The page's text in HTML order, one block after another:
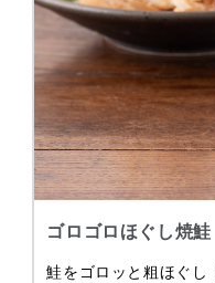
ゴロゴロほぐし焼
鮭をゴロッと粗ほぐし